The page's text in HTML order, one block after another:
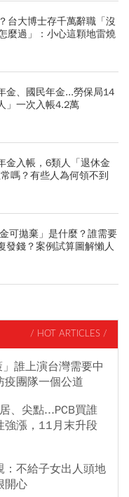
台大博士存千萬辭職「沒
麼過」：小心這顆地雷燒
金、國民年金...勞保局14
」一次入帳4.2萬
金入帳，6類人「退休金
嗎？有些人為何領不到
可拋棄」是什麼？誰需要
發錢？案例試算圖解懶人
/ HOT ARTICLES /
」誰上演台灣需要中
疫團隊一個公道
、尖點...PCB買誰
強漲，11月末升段
：不給子女出人頭地
開心